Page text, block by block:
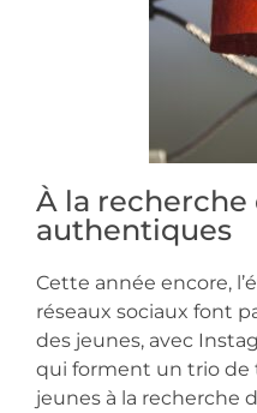
À la
authentiques
Cette année encore,
réseaux sociaux font
des jeunes, avec
qui forment un trio de
jeunes à la recherche